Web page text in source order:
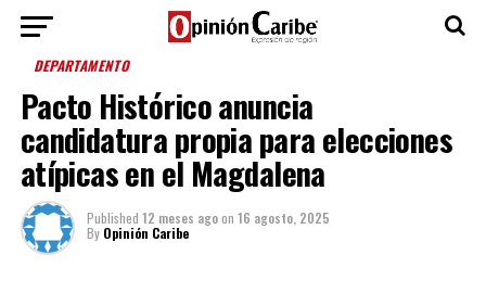
DEPARTAMENTO
Pacto Histórico anuncia
candidatura propia para elecciones
atípicas en el Magdalena
Published 12 meses agoon 16 agosto, 2025
By Opinión Caribe